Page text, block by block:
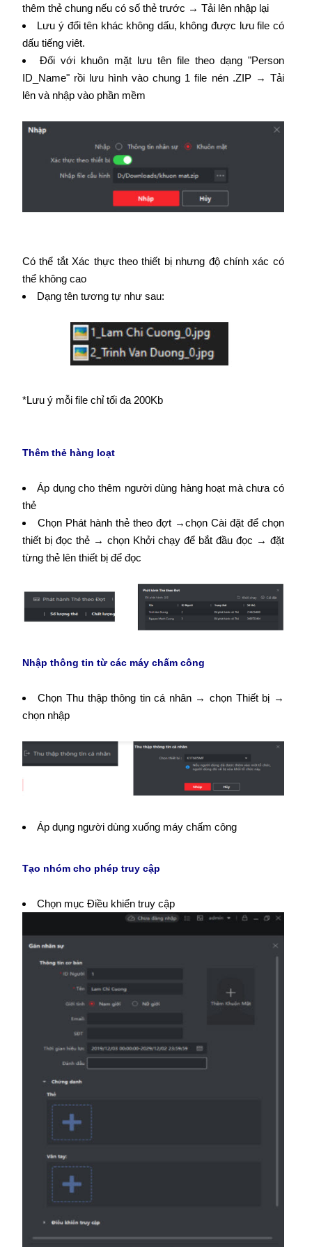
thêm thẻ chung nếu có số thẻ trước → Tải lên nhập lại
Lưu ý đổi tên khác không dấu, không được lưu file có
dấu tiếng viêt.
Đối với khuôn mặt lưu tên file theo dạng "Person
ID_Name" rồi lưu hình vào chung 1 file nén .ZIP → Tải
lên và nhập vào phần mềm
Có thể tắt Xác thực theo thiết bị nhưng độ chính xác có
thể không cao
Dạng tên tương tự như sau:
*Lưu ý mỗi file chỉ tối đa 200Kb
Thêm thẻ hàng loạt
Áp dụng cho thêm người dùng hàng hoạt mà chưa có
thẻ
Chọn Phát hành thẻ theo đợt →chọn Cài đặt để chọn
thiết bị đọc thẻ → chọn Khởi chạy để bắt đầu đọc → đặt
từng thẻ lên thiết bị để đọc
Nhập thông tin từ các máy chấm công
Chọn Thu thập thông tin cá nhân → chọn Thiết bị →
chọn nhập
Áp dụng người dùng xuống máy chấm công
Tạo nhóm cho phép truy cập
Chọn mục Điều khiển truy cập